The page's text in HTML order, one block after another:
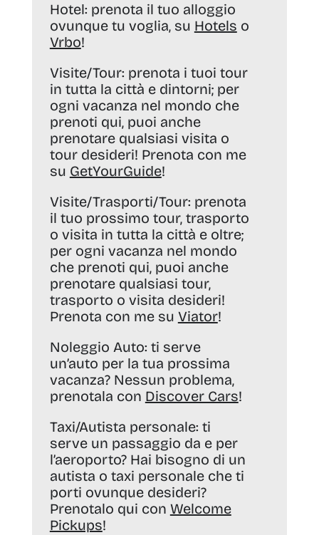
Hotel: prenota il tuo alloggio
ovunque tu voglia, su Hotels o
Vrbo!
Visite/Tour: prenota i tuoi tour
in tutta la città e dintorni; per
ogni vacanza nel mondo che
prenoti qui, puoi anche
prenotare qualsiasi visita o
tour desideri! Prenota con me
su GetYourGuide!
Visite/Trasporti/Tour: prenota
il tuo prossimo tour, trasporto
o visita in tutta la città e oltre;
per ogni vacanza nel mondo
che prenoti qui, puoi anche
prenotare qualsiasi tour,
trasporto o visita desideri!
Prenota con me su Viator!
Noleggio Auto: ti serve
un’auto per la tua prossima
vacanza? Nessun problema,
prenotala con Discover Cars!
Taxi/Autista personale: ti
serve un passaggio da e per
l’aeroporto? Hai bisogno di un
autista o taxi personale che ti
porti ovunque desideri?
Prenotalo qui con Welcome
Pickups!